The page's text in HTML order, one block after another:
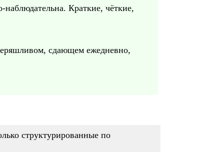
наблюдательна. Краткие, чёткие,
сдающем ежедневно,
структурированные по